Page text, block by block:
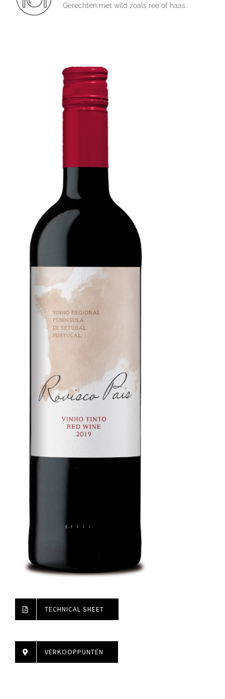
Gerechten met wild zoals ree of haas.
TECHNICAL SHEET
VERKOOPPUNTEN